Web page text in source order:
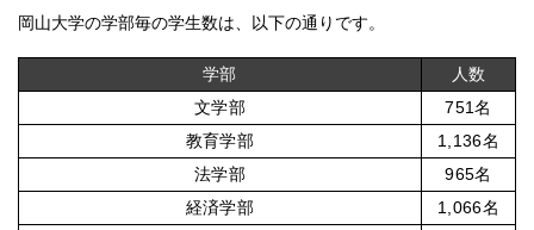
岡山大学の学部毎の学生数は、以下の通りです。
学部
人数
文学部
751名
教育学部
1,136名
法学部
965名
経済学部
1,066名